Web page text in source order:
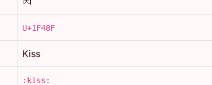
U+1F48F
Kiss
:kiss: